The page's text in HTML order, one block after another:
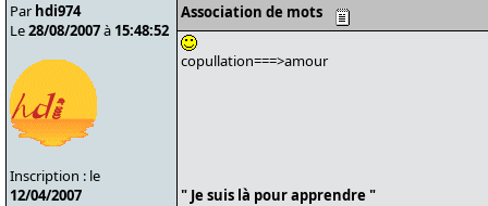
Par hdi974
Le28/08/2007à 15:48:52
Inscription : le
12/04/2007
Association de mots
copullation===>amour
" Je suis là pour apprendre "